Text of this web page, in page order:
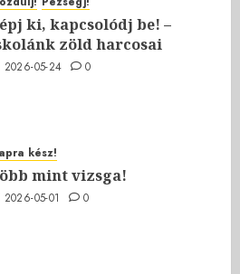
ki, kapcsolódj be! –
zöld harcosai
2026-05-24 0
kész!
mint vizsga!
2026-05-01 0